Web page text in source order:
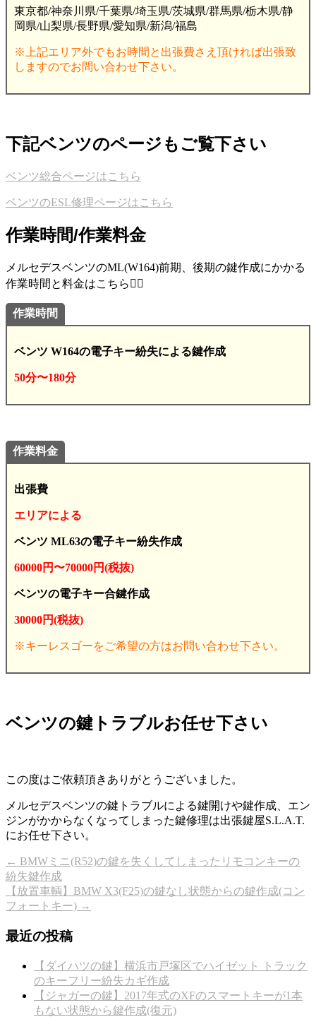
東京都/神奈川県/千葉県/埼玉県/茨城県/群馬県/栃木県/静
岡県/山梨県/長野県/愛知県/新潟/福島
※上記エリア外でもお時間と出張費さえ頂ければ出張致
しますのでお問い合わせ下さい。
下記ベンツのページもご覧下さい
ベンツ総合ページはこちら
ベンツのESL修理ページはこちら
作業時間/作業料金
メルセデスベンツのML(W164)前期、後期の鍵作成にかかる
作業時間と料金はこちら💁‍♂️
作業時間
ベンツ W164の電子キー紛失による鍵作成
50分〜180分
作業料金
出張費
エリアによる
ベンツ ML63の電子キー紛失作成
60000円〜70000円(税抜)
ベンツの電子キー合鍵作成
30000円(税抜)
※キーレスゴーをご希望の方はお問い合わせ下さい。
ベンツの鍵トラブルお任せ下さい
この度はご依頼頂きありがとうございました。
メルセデスベンツの鍵トラブルによる鍵開けや鍵作成、エン
ジンがかからなくなってしまった鍵修理は出張鍵屋S.L.A.T.
にお任せ下さい。
← BMWミニ(R52)の鍵を失くしてしまったリモコンキーの
紛失鍵作成
【放置車輌】BMW X3(F25)の鍵なし状態からの鍵作成(コン
フォートキー) →
最近の投稿
【ダイハツの鍵】横浜市戸塚区でハイゼット トラック
のキーフリー紛失カギ作成
【ジャガーの鍵】2017年式のXFのスマートキーが1本
もない状態から鍵作成(復元)